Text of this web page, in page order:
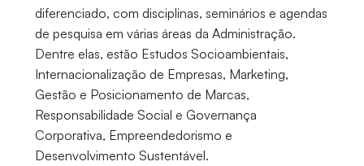
diferenciado, com disciplinas, seminários e agendas
de pesquisa em várias áreas da Administração.
Dentre elas, estão Estudos Socioambientais,
Internacionalização de Empresas, Marketing,
Gestão e Posicionamento de Marcas,
Responsabilidade Social e Governança
Corporativa, Empreendedorismo e
Desenvolvimento Sustentável.